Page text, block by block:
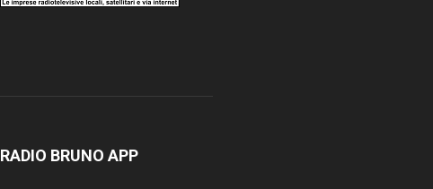
RADIO BRUNO APP